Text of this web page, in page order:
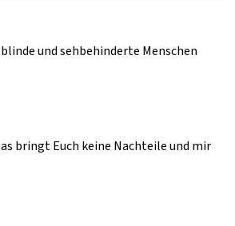
und sehbehinderte Menschen
bringt Euch keine Nachteile und mir